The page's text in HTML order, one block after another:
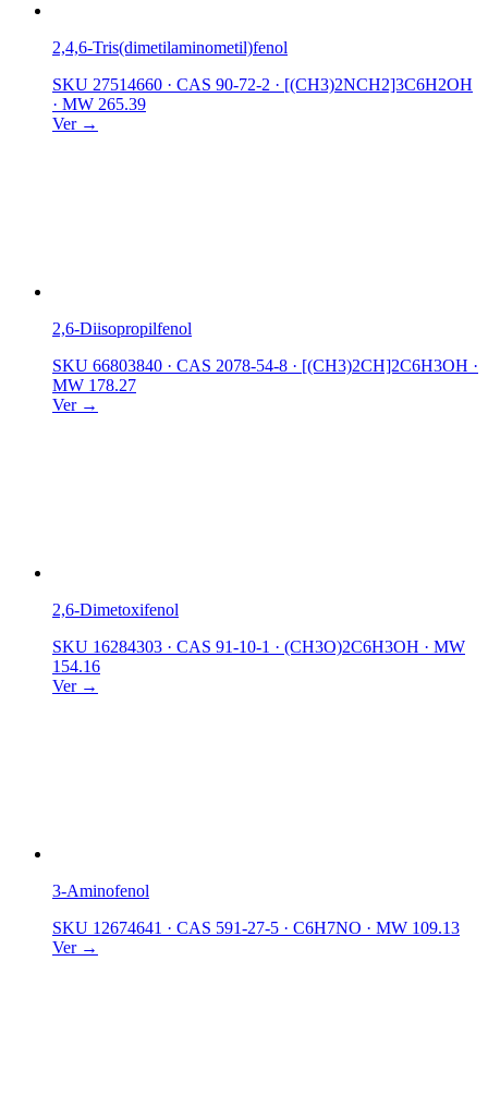
2,4,6-Tris(dimetilaminometil)fenol
SKU 27514660 · CAS 90-72-2 · [(CH3)2NCH2]3C6H2OH
· MW 265.39
Ver →
2,6-Diisopropilfenol
SKU 66803840 · CAS 2078-54-8 · [(CH3)2CH]2C6H3OH ·
MW 178.27
Ver →
2,6-Dimetoxifenol
SKU 16284303 · CAS 91-10-1 · (CH3O)2C6H3OH · MW
154.16
Ver →
3-Aminofenol
SKU 12674641 · CAS 591-27-5 · C6H7NO · MW 109.13
Ver →